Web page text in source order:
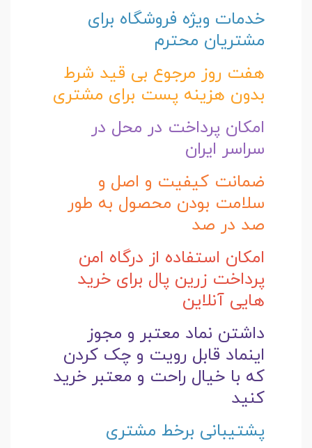
خدمات ویژه فروشگاه برای
مشتریان محترم
هفت روز مرجوع بی قید شرط
بدون هزینه پست برای مشتری
امکان پرداخت در محل در
سراسر ایران
ضمانت کیفیت و اصل و
سلامت بودن محصول به طور
صد در صد
امکان استفاده از درگاه امن
پرداخت زرین پال برای خرید
هایی آنلاین
داشتن نماد معتبر و مجوز
اینماد قابل رویت و چک کردن
که با خیال راحت و معتبر خرید
کنید
پشتیبانی برخط مشتری